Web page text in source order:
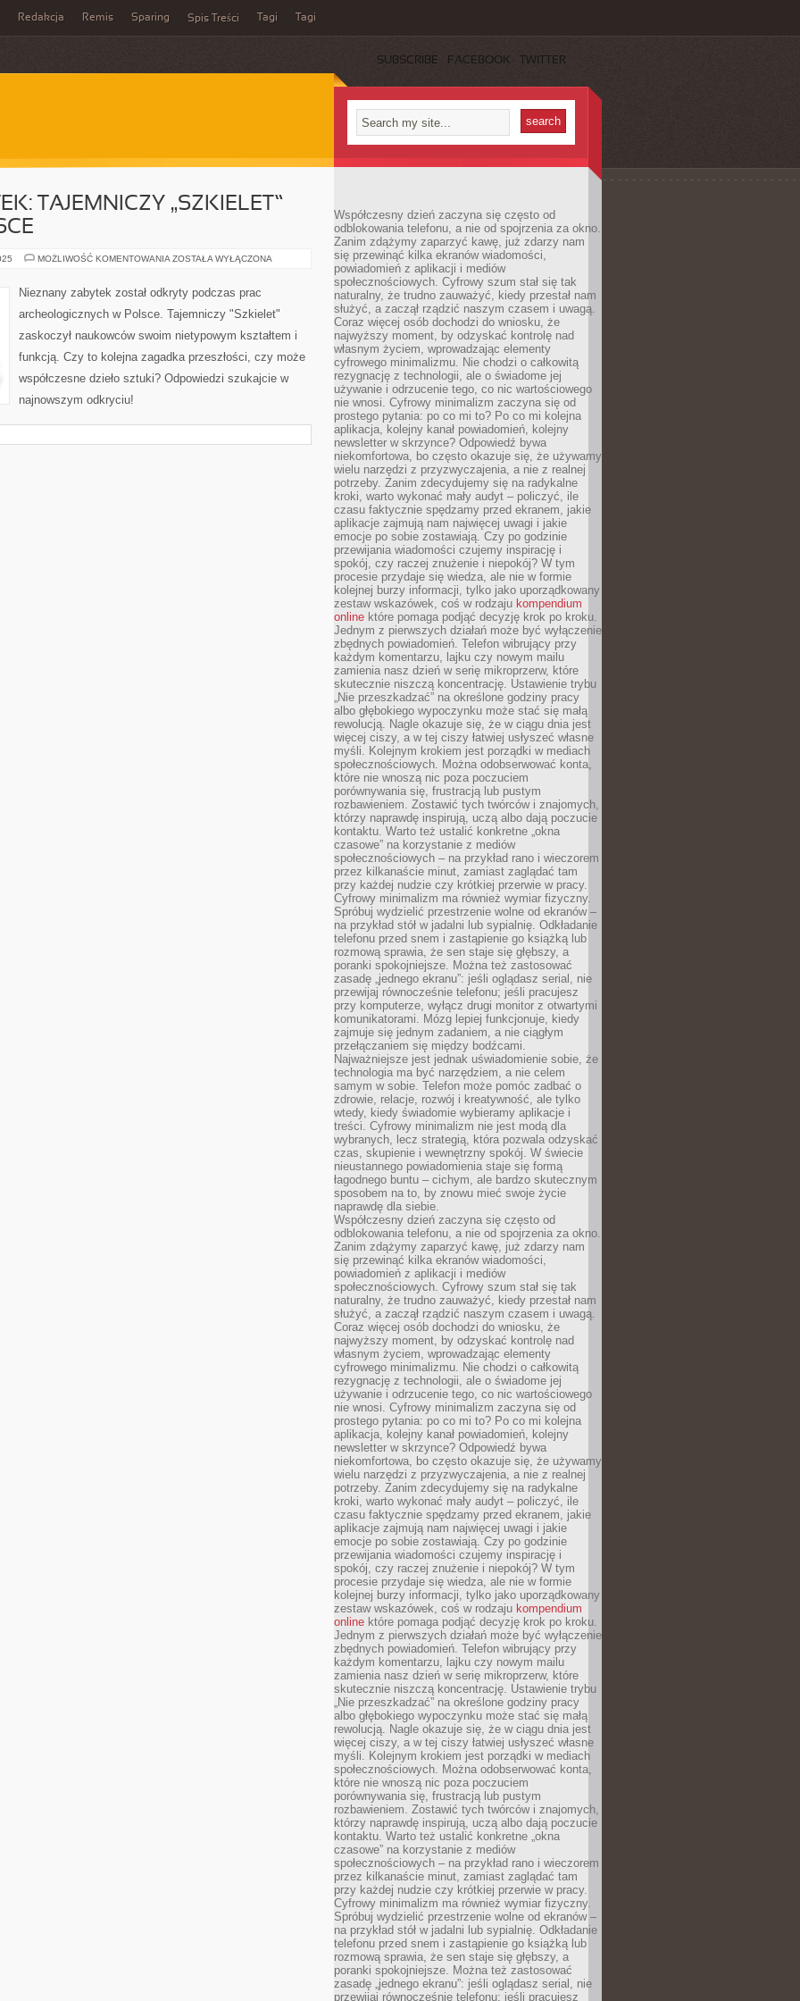
Redakcja Remis Sparing Spis Treści Tagi Tagi
SUBSCRIBE FACEBOOK TWITTER
TAJEMNICZY „SZKIELET”
MOŻLIWOŚĆ KOMENTOWANIA NIEZNANY
„SZKIELET”
ODKRYTY
POLSCE
ZOSTAŁA WYŁĄCZONA
Nieznany zabytek został odkryty podczas prac
archeologicznych w Polsce. Tajemniczy "Szkielet"
zaskoczył naukowców swoim nietypowym kształtem i
funkcją. Czy to kolejna zagadka przeszłości, czy może
współczesne dzieło sztuki? Odpowiedzi szukajcie w
najnowszym odkryciu!
Współczesny dzień zaczyna się często od
odblokowania telefonu, a nie od spojrzenia za okno.
Zanim zdążymy zaparzyć kawę, już zdarzy nam
się przewinąć kilka ekranów wiadomości,
powiadomień z aplikacji i mediów
społecznościowych. Cyfrowy szum stał się tak
naturalny, że trudno zauważyć, kiedy przestał nam
służyć, a zaczął rządzić naszym czasem i uwagą.
Coraz więcej osób dochodzi do wniosku, że
najwyższy moment, by odzyskać kontrolę nad
własnym życiem, wprowadzając elementy
cyfrowego minimalizmu. Nie chodzi o całkowitą
rezygnację z technologii, ale o świadome jej
używanie i odrzucenie tego, co nic wartościowego
nie wnosi. Cyfrowy minimalizm zaczyna się od
prostego pytania: po co mi to? Po co mi kolejna
aplikacja, kolejny kanał powiadomień, kolejny
newsletter w skrzynce? Odpowiedź bywa
niekomfortowa, bo często okazuje się, że używamy
wielu narzędzi z przyzwyczajenia, a nie z realnej
potrzeby. Zanim zdecydujemy się na radykalne
kroki, warto wykonać mały audyt – policzyć, ile
czasu faktycznie spędzamy przed ekranem, jakie
aplikacje zajmują nam najwięcej uwagi i jakie
emocje po sobie zostawiają. Czy po godzinie
przewijania wiadomości czujemy inspirację i
spokój, czy raczej znużenie i niepokój? W tym
procesie przydaje się wiedza, ale nie w formie
kolejnej burzy informacji, tylko jako uporządkowany
zestaw wskazówek, coś w rodzaju kompendium
online które pomaga podjąć decyzję krok po kroku.
Jednym z pierwszych działań może być wyłączenie
zbędnych powiadomień. Telefon wibrujący przy
każdym komentarzu, lajku czy nowym mailu
zamienia nasz dzień w serię mikroprzerw, które
skutecznie niszczą koncentrację. Ustawienie trybu
„Nie przeszkadzać” na określone godziny pracy
albo głębokiego wypoczynku może stać się małą
rewolucją. Nagle okazuje się, że w ciągu dnia jest
więcej ciszy, a w tej ciszy łatwiej usłyszeć własne
myśli. Kolejnym krokiem jest porządki w mediach
społecznościowych. Można odobserwować konta,
które nie wnoszą nic poza poczuciem
porównywania się, frustracją lub pustym
rozbawieniem. Zostawić tych twórców i znajomych,
którzy naprawdę inspirują, uczą albo dają poczucie
kontaktu. Warto też ustalić konkretne „okna
czasowe” na korzystanie z mediów
społecznościowych – na przykład rano i wieczorem
przez kilkanaście minut, zamiast zaglądać tam
przy każdej nudzie czy krótkiej przerwie w pracy.
Cyfrowy minimalizm ma również wymiar fizyczny.
Spróbuj wydzielić przestrzenie wolne od ekranów –
na przykład stół w jadalni lub sypialnię. Odkładanie
telefonu przed snem i zastąpienie go książką lub
rozmową sprawia, że sen staje się głębszy, a
poranki spokojniejsze. Można też zastosować
zasadę „jednego ekranu”: jeśli oglądasz serial, nie
przewijaj równocześnie telefonu; jeśli pracujesz
przy komputerze, wyłącz drugi monitor z otwartymi
komunikatorami. Mózg lepiej funkcjonuje, kiedy
zajmuje się jednym zadaniem, a nie ciągłym
przełączaniem się między bodźcami.
Najważniejsze jest jednak uświadomienie sobie, że
technologia ma być narzędziem, a nie celem
samym w sobie. Telefon może pomóc zadbać o
zdrowie, relacje, rozwój i kreatywność, ale tylko
wtedy, kiedy świadomie wybieramy aplikacje i
treści. Cyfrowy minimalizm nie jest modą dla
wybranych, lecz strategią, która pozwala odzyskać
czas, skupienie i wewnętrzny spokój. W świecie
nieustannego powiadomienia staje się formą
łagodnego buntu – cichym, ale bardzo skutecznym
sposobem na to, by znowu mieć swoje życie
naprawdę dla siebie.
Współczesny dzień zaczyna się często od
odblokowania telefonu, a nie od spojrzenia za okno.
Zanim zdążymy zaparzyć kawę, już zdarzy nam
się przewinąć kilka ekranów wiadomości,
powiadomień z aplikacji i mediów
społecznościowych. Cyfrowy szum stał się tak
naturalny, że trudno zauważyć, kiedy przestał nam
służyć, a zaczął rządzić naszym czasem i uwagą.
Coraz więcej osób dochodzi do wniosku, że
najwyższy moment, by odzyskać kontrolę nad
własnym życiem, wprowadzając elementy
cyfrowego minimalizmu. Nie chodzi o całkowitą
rezygnację z technologii, ale o świadome jej
używanie i odrzucenie tego, co nic wartościowego
nie wnosi. Cyfrowy minimalizm zaczyna się od
prostego pytania: po co mi to? Po co mi kolejna
aplikacja, kolejny kanał powiadomień, kolejny
newsletter w skrzynce? Odpowiedź bywa
niekomfortowa, bo często okazuje się, że używamy
wielu narzędzi z przyzwyczajenia, a nie z realnej
potrzeby. Zanim zdecydujemy się na radykalne
kroki, warto wykonać mały audyt – policzyć, ile
czasu faktycznie spędzamy przed ekranem, jakie
aplikacje zajmują nam najwięcej uwagi i jakie
emocje po sobie zostawiają. Czy po godzinie
przewijania wiadomości czujemy inspirację i
spokój, czy raczej znużenie i niepokój? W tym
procesie przydaje się wiedza, ale nie w formie
kolejnej burzy informacji, tylko jako uporządkowany
zestaw wskazówek, coś w rodzaju kompendium
online które pomaga podjąć decyzję krok po kroku.
Jednym z pierwszych działań może być wyłączenie
zbędnych powiadomień. Telefon wibrujący przy
każdym komentarzu, lajku czy nowym mailu
zamienia nasz dzień w serię mikroprzerw, które
skutecznie niszczą koncentrację. Ustawienie trybu
„Nie przeszkadzać” na określone godziny pracy
albo głębokiego wypoczynku może stać się małą
rewolucją. Nagle okazuje się, że w ciągu dnia jest
więcej ciszy, a w tej ciszy łatwiej usłyszeć własne
myśli. Kolejnym krokiem jest porządki w mediach
społecznościowych. Można odobserwować konta,
które nie wnoszą nic poza poczuciem
porównywania się, frustracją lub pustym
rozbawieniem. Zostawić tych twórców i znajomych,
którzy naprawdę inspirują, uczą albo dają poczucie
kontaktu. Warto też ustalić konkretne „okna
czasowe” na korzystanie z mediów
społecznościowych – na przykład rano i wieczorem
przez kilkanaście minut, zamiast zaglądać tam
przy każdej nudzie czy krótkiej przerwie w pracy.
Cyfrowy minimalizm ma również wymiar fizyczny.
Spróbuj wydzielić przestrzenie wolne od ekranów –
na przykład stół w jadalni lub sypialnię. Odkładanie
telefonu przed snem i zastąpienie go książką lub
rozmową sprawia, że sen staje się głębszy, a
poranki spokojniejsze. Można też zastosować
zasadę „jednego ekranu”: jeśli oglądasz serial, nie
przewijaj równocześnie telefonu; jeśli pracujesz